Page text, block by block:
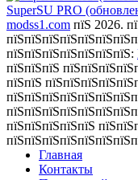
SuperSU PRO
modss1.com пїЅ 2026.
пїЅпїЅпїЅпїЅпїЅпїЅпїЅ:
пїЅпїЅпїЅ
пїЅпїЅ
пїЅпїЅпїЅпїЅпїЅ
Главная
Контакты